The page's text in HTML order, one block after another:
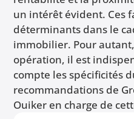
un intérêt évident. Ces
déterminants dans le
immobilier. Pour
opération, il est
compte les spécificités
recommandations de
Ouiker en charge de